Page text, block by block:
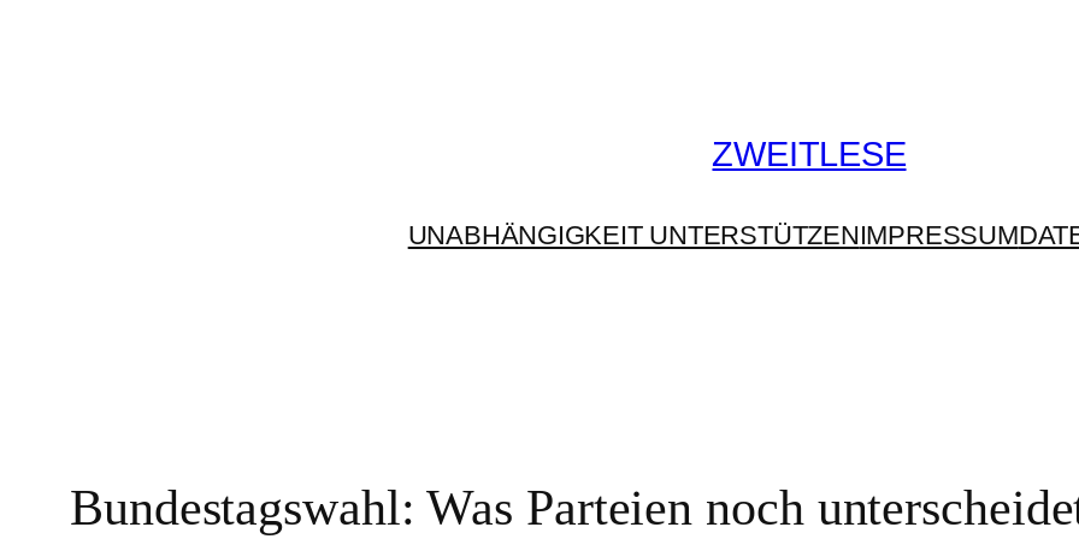
ZWEITLESE
UNABHÄNGIGKEIT UNTERSTÜTZENIMPRESSUM
Bundestagswahl: Was Parteien noch